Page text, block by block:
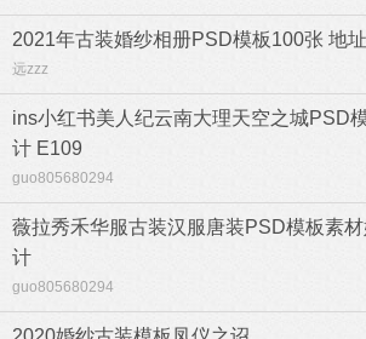
2021年古装婚纱相册PSD模板100张 地
远zzz
ins小红书美人纪云南大理天空之城PSD
计 E109
guo805680294
薇拉秀禾华服古装汉服唐装PSD模板素
计
guo805680294